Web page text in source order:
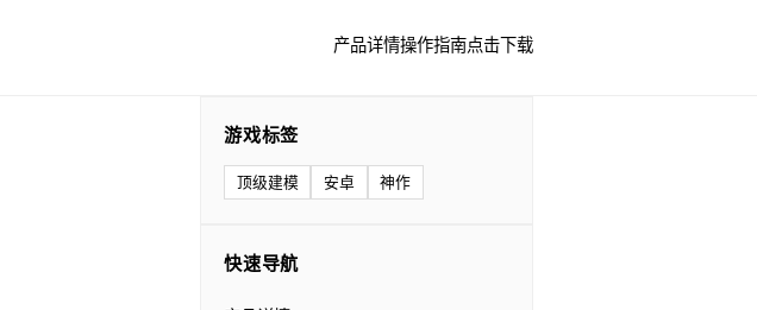
产品详情操作指南点击下载
游戏标签
顶级建模 安卓 神作
快速导航